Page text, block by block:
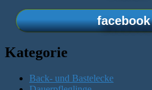
facebook
Kategorie
Back- und Bastelecke